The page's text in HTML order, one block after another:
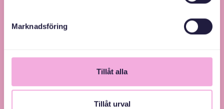
Marknadsföring
Tillåt alla
Tillåt urval
Svenska med baby – Föräldraträffar för jämlikhet